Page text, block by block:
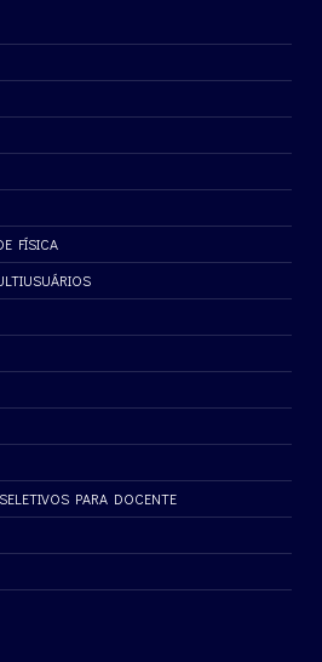
FÍSICA
PARA DOCENTE